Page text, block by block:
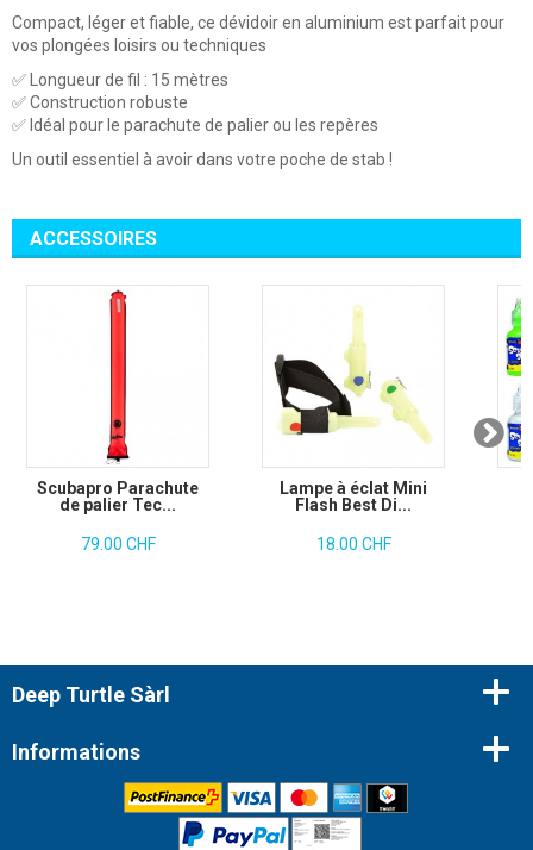
Compact, léger et fiable, ce dévidoir en aluminium est parfait pour
vos plongées loisirs ou techniques
✅ Longueur de fil : 15 mètres
✅ Construction robuste
✅ Idéal pour le parachute de palier ou les repères
Un outil essentiel à avoir dans votre poche de stab !
ACCESSOIRES
Scubapro Parachute
de palier Tec...
79.00 CHF
Lampe à éclat Mini
Flash Best Di...
18.00 CHF
Deep Turtle Sàrl
Informations